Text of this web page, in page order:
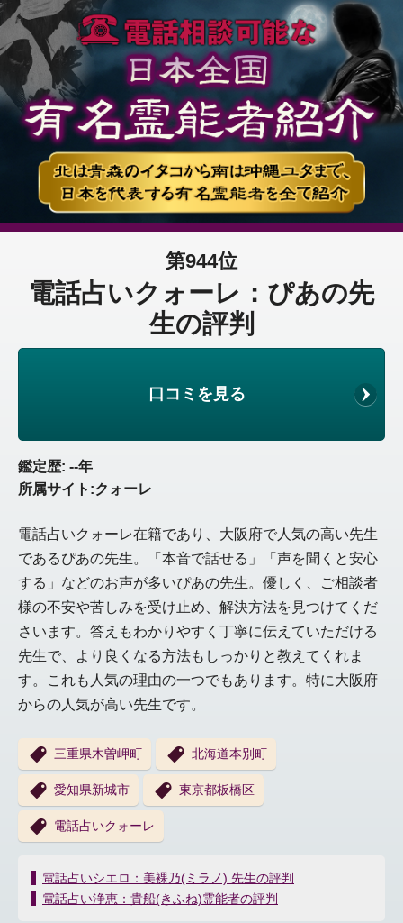
第944位
電話占いクォーレ：ぴあの先
生の評判
口コミを見る
鑑定歴: --年
所属サイト:クォーレ
電話占いクォーレ在籍であり、大阪府で人気の高い先生
であるぴあの先生。「本音で話せる」「声を聞くと安心
する」などのお声が多いぴあの先生。優しく、ご相談者
様の不安や苦しみを受け止め、解決方法を見つけてくだ
さいます。答えもわかりやすく丁寧に伝えていただける
先生で、より良くなる方法もしっかりと教えてくれま
す。これも人気の理由の一つでもあります。特に大阪府
からの人気が高い先生です。
三重県木曽岬町 北海道本別町
愛知県新城市 東京都板橋区
電話占いクォーレ
投
稿
電話占いシエロ：美裸乃(ミラノ) 先生の評判
電話占い浄恵：貴船(きふね)霊能者の評判